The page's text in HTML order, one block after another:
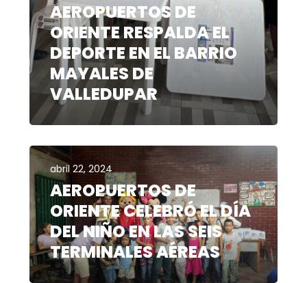
AEROPUERTOS DE
ORIENTE RESPALDA EL
DEPORTE EN EL BARRIO
MAYALES DE
VALLEDUPAR
abril 22, 2024
AEROPUERTOS DE
ORIENTE CELEBRÓ EL DÍA
DEL NIÑO EN LAS SEIS
TERMINALES AÉREAS